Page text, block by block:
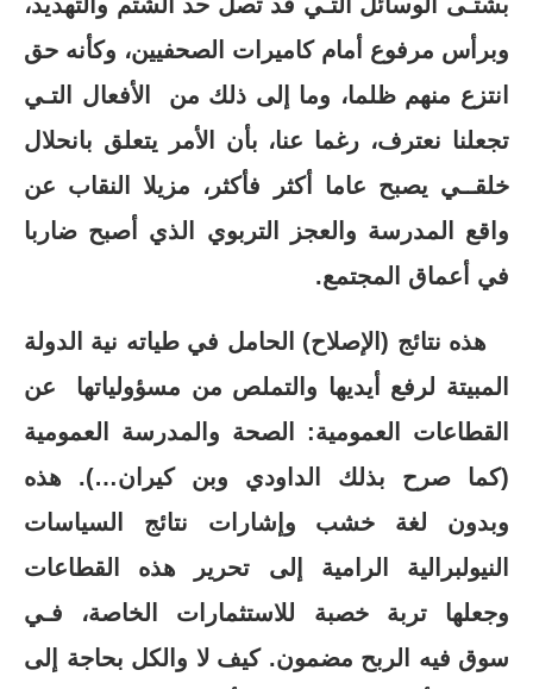
وبرأس مرفوع أمام كاميرات الصحفيين، وكأنه حق
انتزع منهم ظلما، وما إلى ذلك من الأفعال التـي
تجعلنا نعترف، رغما عنا، بأن الأمر يتعلق بانحلال
خلقــي يصبح عاما أكثر فأكثر، مزيلا النقاب عن
واقع المدرسة والعجز التربوي الذي أصبح ضاربا
في أعماق المجتمع.
هذه نتائج (الإصلاح) الحامل في طياته نية الدولة
المبيتة لرفع أيديها والتملص من مسؤولياتها عن
القطاعات العمومية: الصحة والمدرسة العمومية
(كما صرح بذلك الداودي وبن كيران…). هذه
وبدون لغة خشب وإشارات نتائج السياسات
النيولبرالية الرامية إلى تحرير هذه القطاعات
وجعلها تربة خصبة للاستثمارات الخاصة، فـي
سوق فيه الربح مضمون. كيف لا والكل بحاجة إلى